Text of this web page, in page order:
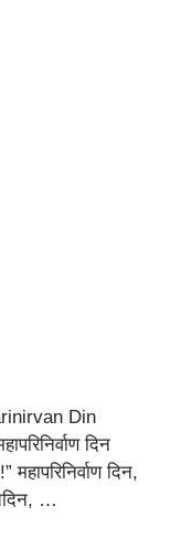
Din
दिन
दिन,
…